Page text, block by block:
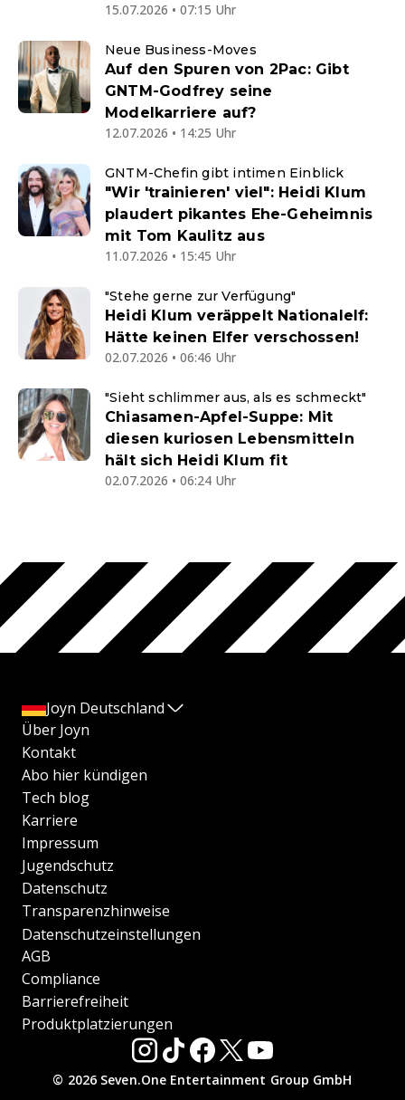
15.07.2026 • 07:15 Uhr
Neue Business-Moves
Auf den Spuren von 2Pac: Gibt
GNTM-Godfrey seine
Modelkarriere auf?
12.07.2026 • 14:25 Uhr
GNTM-Chefin gibt intimen Einblick
"Wir 'trainieren' viel": Heidi Klum
plaudert pikantes Ehe-Geheimnis
mit Tom Kaulitz aus
11.07.2026 • 15:45 Uhr
"Stehe gerne zur Verfügung"
Heidi Klum veräppelt Nationalelf:
Hätte keinen Elfer verschossen!
02.07.2026 • 06:46 Uhr
"Sieht schlimmer aus, als es schmeckt"
Chiasamen-Apfel-Suppe: Mit
diesen kuriosen Lebensmitteln
hält sich Heidi Klum fit
02.07.2026 • 06:24 Uhr
Joyn Deutschland
Über Joyn
Kontakt
Abo hier kündigen
Tech blog
Karriere
Impressum
Jugendschutz
Datenschutz
Transparenzhinweise
Datenschutzeinstellungen
AGB
Compliance
Barrierefreiheit
Produktplatzierungen
© 2026 Seven.One Entertainment Group GmbH